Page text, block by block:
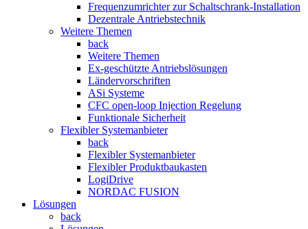
Frequenzumrichter zur Schaltschrank-Installation
Dezentrale Antriebstechnik
Weitere Themen
back
Weitere Themen
Ex-geschützte Antriebslösungen
Ländervorschriften
ASi Systeme
CFC open-loop Injection Regelung
Funktionale Sicherheit
Flexibler Systemanbieter
back
Flexibler Systemanbieter
Flexibler Produktbaukasten
LogiDrive
NORDAC FUSION
Lösungen
back